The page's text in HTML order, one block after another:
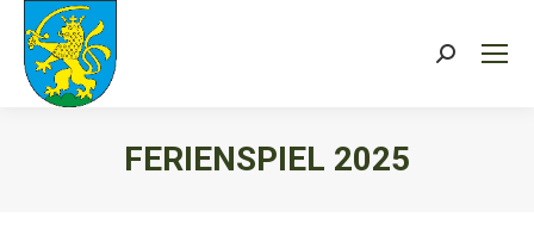
Search:
FERIENSPIEL 2025